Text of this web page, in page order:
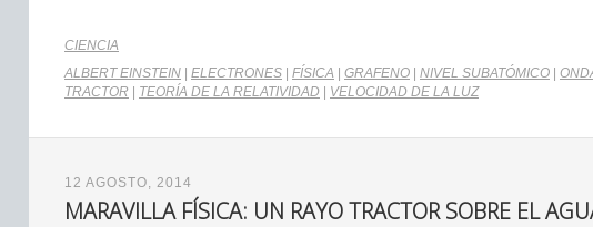
CIENCIA
ALBERT EINSTEIN
ELECTRONES FÍSICA GRAFENO NIVEL SUBATÓMICO
TRACTOR
TEORÍA DE LA RELATIVIDAD VELOCIDAD DE LA LUZ
12 AGOSTO, 2014
MARAVILLA FÍSICA: UN RAYO TRACTOR SOBRE EL